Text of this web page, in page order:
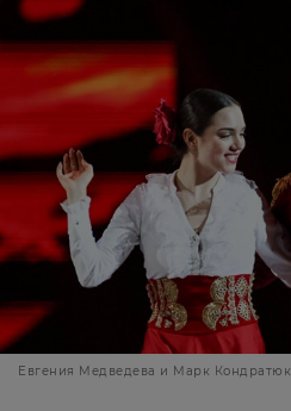
Евгения Медведева и Марк Кондратюк